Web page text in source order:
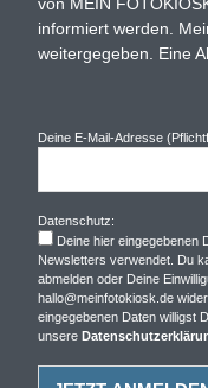
informiert werden.
weitergegeben. Eine
Deine E-Mail-Adresse
Datenschutz:
Deine hier eingegebenen
Newsletters verwendet. Du
abmelden oder Deine
hallo@meinfotokiosk.de
eingegebenen Daten willigst
unsere